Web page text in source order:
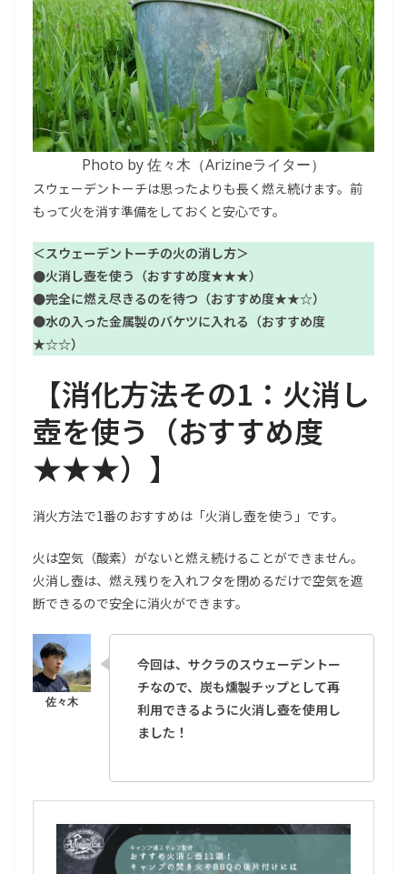
Photo by 佐々木（Arizineライター）
スウェーデントーチは思ったよりも長く燃え続けます。前
もって火を消す準備をしておくと安心です。
＜スウェーデントーチの火の消し方＞
●火消し壺を使う （おすすめ度★★★）
●完全に燃え尽きるのを待つ（おすすめ度★★☆）
●水の入った金属製のバケツに入れる （おすすめ度
★☆☆）
【消化方法その1：火消し
壺を使う（おすすめ度
★★★） 】
消火方法で1番のおすすめは「火消し壺を使う」です。
火は空気（酸素）がないと燃え続けることができません。
火消し壺は、燃え残りを入れフタを閉めるだけで空気を遮
断できるので安全に消火ができます。
今回は、サクラのスウェーデントー
チなので、炭も燻製チップとして再
利用できるように火消し壺を使用し
ました！